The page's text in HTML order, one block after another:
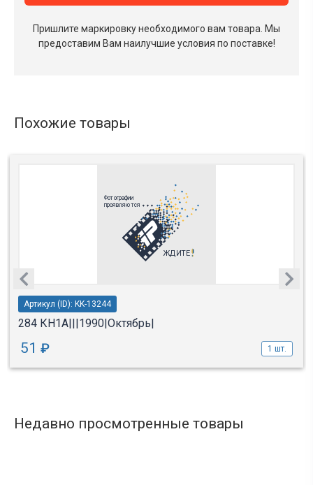
Пришлите маркировку необходимого вам товара. Мы
предоставим Вам наилучшие условия по поставке!
Похожие товары
Артикул (ID): KK-13244
284 КН1А|||1990|Октябрь|
51 ₽ 1 шт.
Недавно просмотренные товары